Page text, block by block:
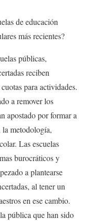
de educación
más recientes?
públicas,
reciben
para actividades.
a remover los
apostado por formar a
metodología,
Las escuelas
burocráticos y
a plantearse
al tener un
en ese cambio.
pública que han sido